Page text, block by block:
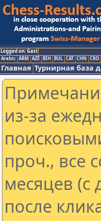
Logged on: Gast
Arabic ARM AZE BIH BUL CAT CHN CRO
Главная Турнирная база
из-за
проч., все
месяцев (с
после